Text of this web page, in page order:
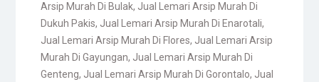
Arsip Murah Di Bulak, Jual Lemari Arsip Murah Di
Dukuh Pakis, Jual Lemari Arsip Murah Di Enarotali,
Jual Lemari Arsip Murah Di Flores, Jual Lemari Arsip
Murah Di Gayungan, Jual Lemari Arsip Murah Di
Genteng, Jual Lemari Arsip Murah Di Gorontalo, Jual